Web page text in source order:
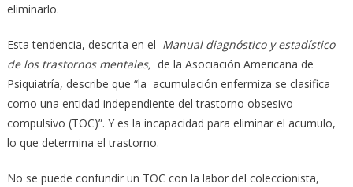
eliminarlo.
Esta tendencia, descrita en el Manual diagnóstico y estadístico
de los trastornos mentales, de la Asociación Americana de
Psiquiatría, describe que “la acumulación enfermiza se clasifica
como una entidad independiente del trastorno obsesivo
compulsivo (TOC)”. Y es la incapacidad para eliminar el acumulo,
lo que determina el trastorno.
No se puede confundir un TOC con la labor del coleccionista,